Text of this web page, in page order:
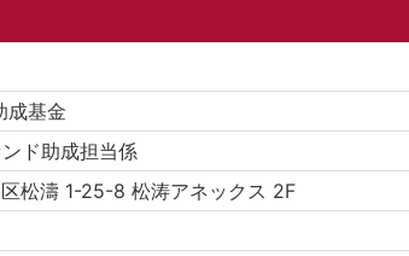
成基金
ド助成担当係
松濤 1-25-8 松涛アネックス 2F